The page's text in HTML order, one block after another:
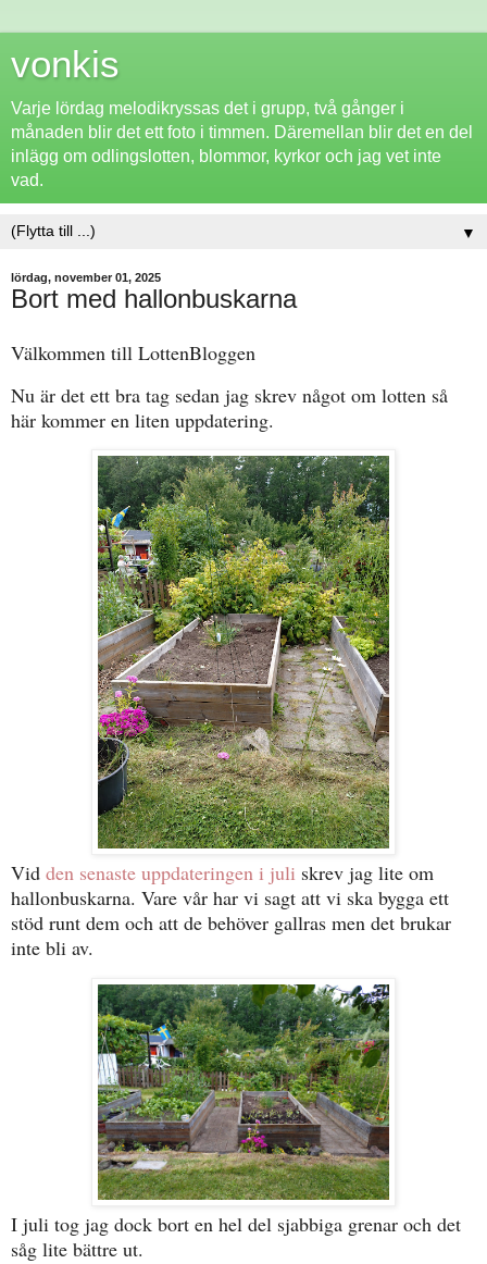
vonkis
Varje lördag melodikryssas det i grupp, två gånger i
månaden blir det ett foto i timmen. Däremellan blir det en del
inlägg om odlingslotten, blommor, kyrkor och jag vet inte
vad.
▼
lördag, november 01, 2025
Bort med hallonbuskarna
Välkommen till LottenBloggen
Nu är det ett bra tag sedan jag skrev något om lotten så
här kommer en liten uppdatering.
Vid den senaste uppdateringen i juli skrev jag lite om
hallonbuskarna. Vare vår har vi sagt att vi ska bygga ett
stöd runt dem och att de behöver gallras men det brukar
inte bli av.
I juli tog jag dock bort en hel del sjabbiga grenar och det
såg lite bättre ut.